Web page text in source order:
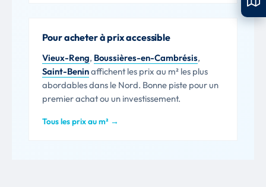
Pour acheter à prix accessible
Vieux-Reng, Boussières-en-Cambrésis,
Saint-Beninaffichent les prix au m² les plus
abordables dans le Nord. Bonne piste pour un
premier achat ou un investissement.
Tous les prix au m² →